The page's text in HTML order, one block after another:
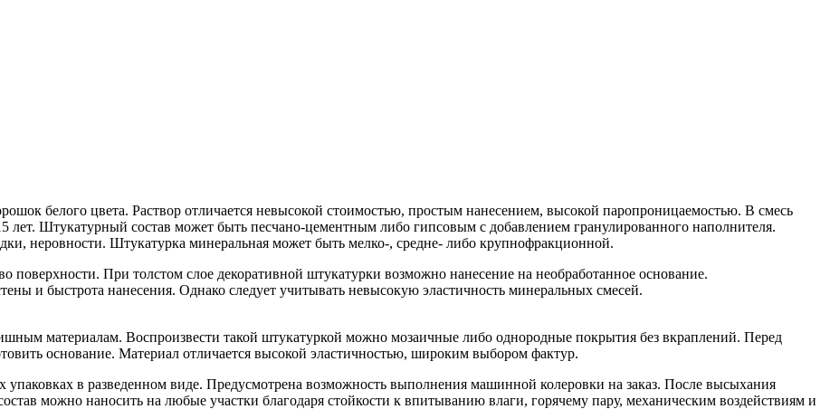
белого цвета. Раствор отличается невысокой стоимостью, простым нанесением, высокой паропроницаемостью. В смесь
лет. Штукатурный состав может быть песчано-цементным либо гипсовым с добавлением гранулированного наполнителя.
неровности. Штукатурка минеральная может быть мелко-, средне- либо крупнофракционной.
поверхности. При толстом слое декоративной штукатурки возможно нанесение на необработанное основание.
и быстрота нанесения. Однако следует учитывать невысокую эластичность минеральных смесей.
материалам. Воспроизвести такой штукатуркой можно мозаичные либо однородные покрытия без вкраплений. Перед
основание. Материал отличается высокой эластичностью, широким выбором фактур.
в разведенном виде. Предусмотрена возможность выполнения машинной колеровки на заказ. После высыхания
можно наносить на любые участки благодаря стойкости к впитыванию влаги, горячему пару, механическим воздействиям и